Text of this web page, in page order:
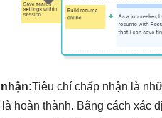
Tiêu chí chấp nhận là
hoàn thành. Bằng cách xác